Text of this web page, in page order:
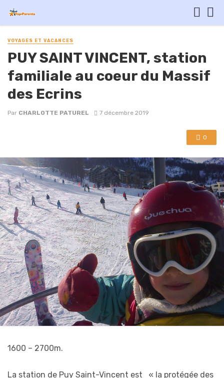
VOYAGES ET VACANCES
PUY SAINT VINCENT, station
familiale au coeur du Massif
des Ecrins
Par CHARLOTTE PATUREL 7 décembre 2019
0
1600 – 2700m.
La station de Puy Saint-Vincent est « la protégée des